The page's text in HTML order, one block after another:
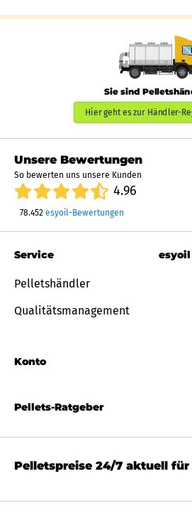
Sie sind
Hier geht es zur Händler-
Unsere Bewertungen
So bewerten uns unsere Kunden
4.96
78.452 esyoil-Bewertungen
Pellets-Ratgeber
Service
Pelletshändler
Qualitätsmanagement
Konto
esyoil
Pelletspreise 24/7 aktuell